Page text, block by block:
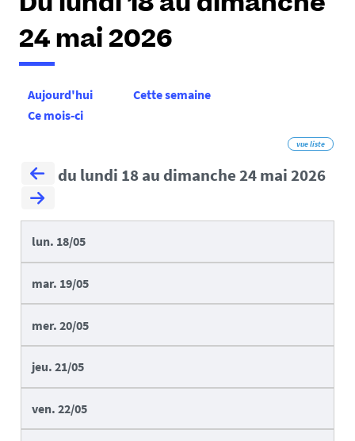
Du lundi 18 au dimanche
24 mai 2026
Aujourd'hui
Cette semaine
Ce mois-ci
vue liste
du lundi 18 au dimanche 24 mai 2026
lun. 18/05
mar. 19/05
mer. 20/05
jeu. 21/05
ven. 22/05